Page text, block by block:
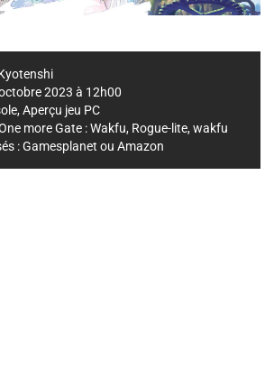
2023 à 12h00
, Aperçu jeu PC
more Gate : Wakfu, Rogue-lite, wakfu
:Gamesplanet ou Amazon